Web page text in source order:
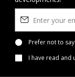
Prefer not to say
I have read and